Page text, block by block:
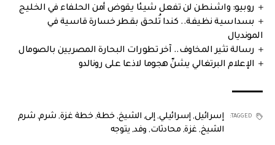
روبيو: واشنطن لن تفعل شيئا يقوض أمن الحلفاء في الخليج
بسداسية نظيفة.. كندا تُلحق بقطر خسارة قاسية في
المونديال
رسالة تثير المخاوف.. آخر تطورات البحارة المصريين بالصومال
الإعلام البرتغالي يشنّ هجوما لاذعا على رونالدو
TAGGED: إسرائيل, إسرائيلي, إلى, الشيخ,خطة,خطة غزة, شرم, شرم
الشيخ, غزة, محادثات, وفد, يتوجه